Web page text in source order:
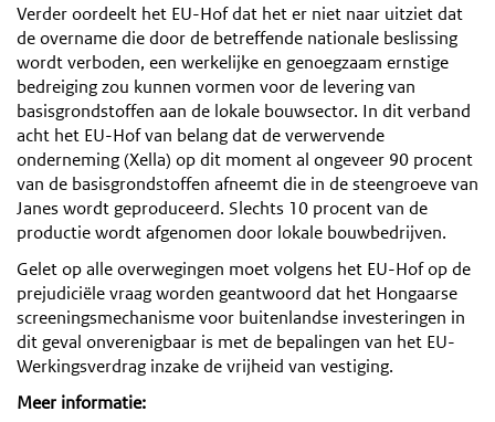
Verder oordeelt het EU-Hof dat het er niet naar uitziet dat
de overname die door de betreffende nationale beslissing
wordt verboden, een werkelijke en genoegzaam ernstige
bedreiging zou kunnen vormen voor de levering van
basisgrondstoffen aan de lokale bouwsector. In dit verband
acht het EU-Hof van belang dat de verwervende
onderneming (Xella) op dit moment al ongeveer 90 procent
van de basisgrondstoffen afneemt die in de steengroeve van
Janes wordt geproduceerd. Slechts 10 procent van de
productie wordt afgenomen door lokale bouwbedrijven.
Gelet op alle overwegingen moet volgens het EU-Hof op de
prejudiciële vraag worden geantwoord dat het Hongaarse
screeningsmechanisme voor buitenlandse investeringen in
dit geval onverenigbaar is met de bepalingen van het EU-
Werkingsverdrag inzake de vrijheid van vestiging.
Meer informatie: